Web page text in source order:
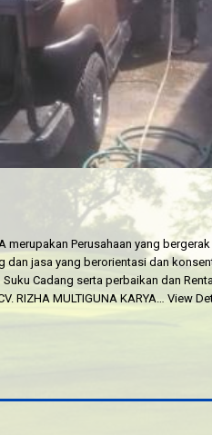
merupakan Perusahaan yang
jasa yang berorientasi dan
Cadang serta perbaikan dan
RIZHA MULTIGUNA KARYA… View